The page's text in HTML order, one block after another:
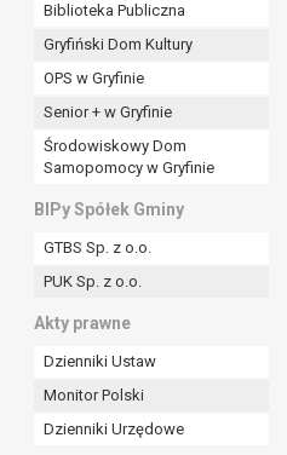
Biblioteka Publiczna
Gryfiński Dom Kultury
OPS w Gryfinie
Senior + w Gryfinie
Środowiskowy Dom
Samopomocy w Gryfinie
BIPy Spółek Gminy
GTBS Sp. z o.o.
PUK Sp. z o.o.
Akty prawne
Dzienniki Ustaw
Monitor Polski
Dzienniki Urzędowe
że wykaże
do
Pani/Panu